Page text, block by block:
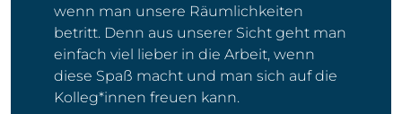
wenn man unsere Räumlichkeiten
betritt. Denn aus unserer Sicht geht man
einfach viel lieber in die Arbeit, wenn
diese Spaß macht und man sich auf die
Kolleg*innen freuen kann.